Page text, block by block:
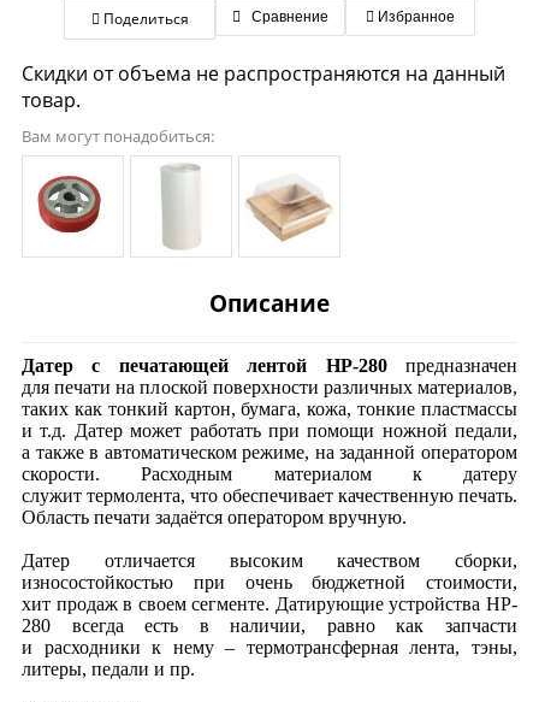
Поделиться Сравнение Избранное
Скидки от объема не распространяются на данный
товар.
Вам могут понадобиться:
Описание
Датер с печатающей лентой HP-280предназначен
для печати на плоской поверхности различных материалов,
таких как тонкий картон, бумага, кожа, тонкие пластмассы
и т.д. Датер может работать при помощи ножной педали,
а также в автоматическом режиме, на заданной оператором
скорости. Расходным материалом к датеру
служит термолента, что обеспечивает качественную печать.
Область печати задаётся оператором вручную.
Датер отличается высоким качеством сборки,
износостойкостью при очень бюджетной стоимости,
хит продаж в своем сегменте. Датирующие устройства HP-
280 всегда есть в наличии, равно как запчасти
и расходники к нему – термотрансферная лента, тэны,
литеры, педали и пр.